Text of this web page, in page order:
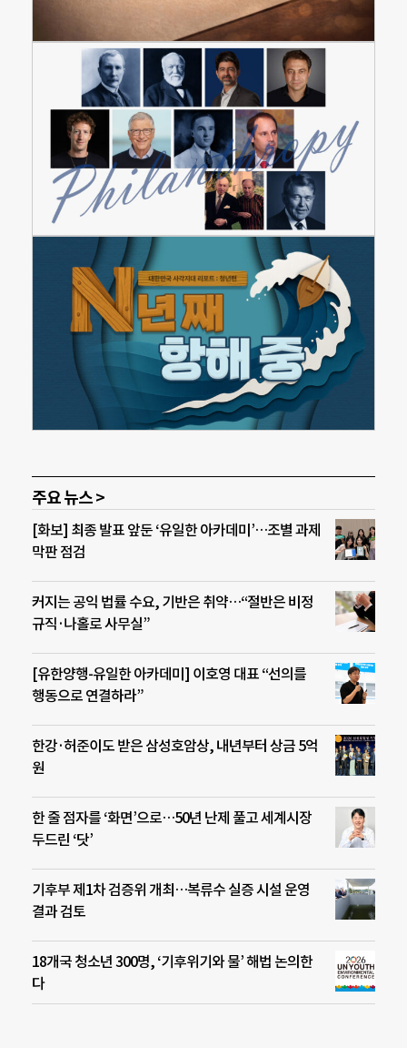
주요 뉴스 >
[화보] 최종 발표 앞둔 ‘유일한 아카데미’…조별 과제
막판 점검
커지는 공익 법률 수요, 기반은 취약…“절반은 비정
규직·나홀로 사무실”
[유한양행-유일한 아카데미] 이호영 대표 “선의를
행동으로 연결하라”
한강·허준이도 받은 삼성호암상, 내년부터 상금 5억
원
한 줄 점자를 ‘화면’으로…50년 난제 풀고 세계시장
두드린 ‘닷’
기후부 제1차 검증위 개최…복류수 실증 시설 운영
결과 검토
18개국 청소년 300명, ‘기후위기와 물’ 해법 논의한
다